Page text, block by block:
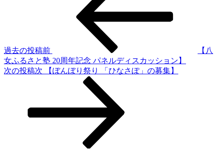
過去の投稿前
【八
女ふるさと塾 20周年記念 パネルディスカッション】
次の投稿次 【ぼんぼり祭り 「ひなさぽ」の募集】